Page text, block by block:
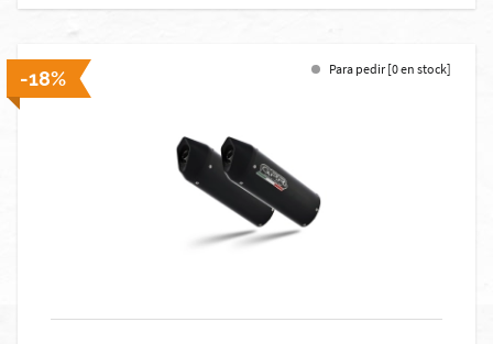
-18% Para pedir [0 en stock]